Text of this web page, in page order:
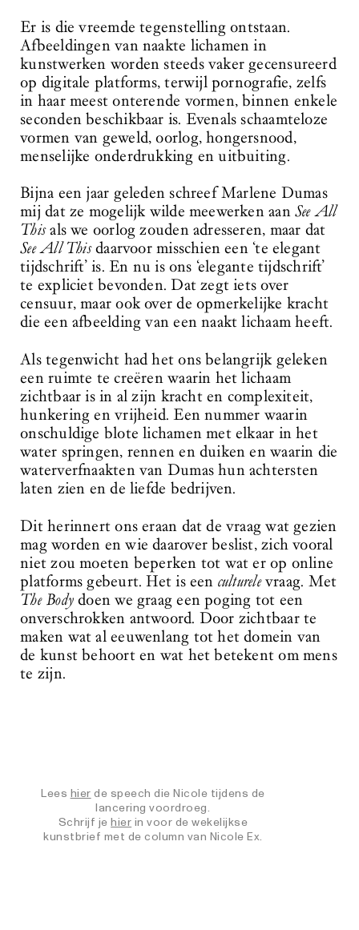
Er is die vreemde tegenstelling ontstaan.
Afbeeldingen van naakte lichamen in
kunstwerken worden steeds vaker gecensureerd
op digitale platforms, terwijl pornografie, zelfs
in haar meest onterende vormen, binnen enkele
seconden beschikbaar is. Evenals schaamteloze
vormen van geweld, oorlog, hongersnood,
menselijke onderdrukking en uitbuiting.
Bijna een jaar geleden schreef Marlene Dumas
mij dat ze mogelijk wilde meewerken aan See All
Thisals we oorlog zouden adresseren, maar dat
See All Thisdaarvoor misschien een ‘te elegant
tijdschrift’ is. En nu is ons ‘elegante tijdschrift’
te expliciet bevonden. Dat zegt iets over
censuur, maar ook over de opmerkelijke kracht
die een afbeelding van een naakt lichaam heeft.
Als tegenwicht had het ons belangrijk geleken
een ruimte te creëren waarin het lichaam
zichtbaar is in al zijn kracht en complexiteit,
hunkering en vrijheid. Een nummer waarin
onschuldige blote lichamen met elkaar in het
water springen, rennen en duiken en waarin die
waterverfnaakten van Dumas hun achtersten
laten zien en de liefde bedrijven.
Dit herinnert ons eraan dat de vraag wat gezien
mag worden en wie daarover beslist, zich vooral
niet zou moeten beperken tot wat er op online
platforms gebeurt. Het is een culturelevraag. Met
The Body doen we graag een poging tot een
onverschrokken antwoord. Door zichtbaar te
maken wat al eeuwenlang tot het domein van
de kunst behoort en wat het betekent om mens
te zijn.
Lees hier de speech die Nicole tijdens de
lancering voordroeg.
Schrijf je hier in voor de wekelijkse
kunstbrief met de column van Nicole Ex.